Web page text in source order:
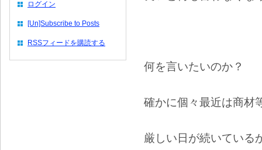
何を言いたいのか？
確かに個々最近は商材
厳しい日が続いている
ログイン
[Un]Subscribe to Posts
RSSフィードを購読する